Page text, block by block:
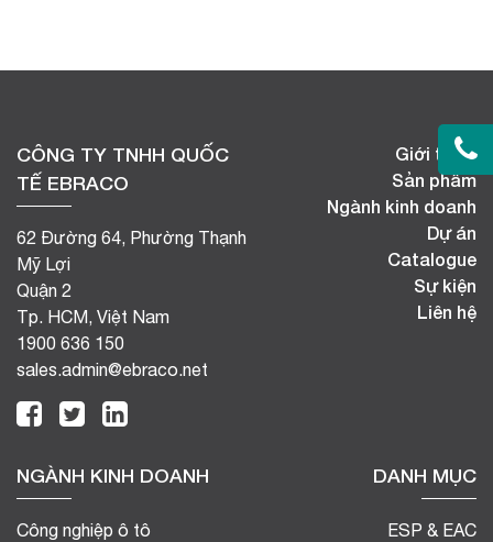
CÔNG TY TNHH QUỐC
TẾ EBRACO
62 Đường 64, Phường Thạnh
Mỹ Lợi
Quận 2
Tp. HCM, Việt Nam
1900 636 150
sales.admin@ebraco.net
NGÀNH KINH DOANH
Công nghiệp ô tô
DANH MỤC
ESP & EAC
Giới thiệu
Sản phẩm
Ngành kinh doanh
Dự án
Catalogue
Sự kiện
Liên hệ